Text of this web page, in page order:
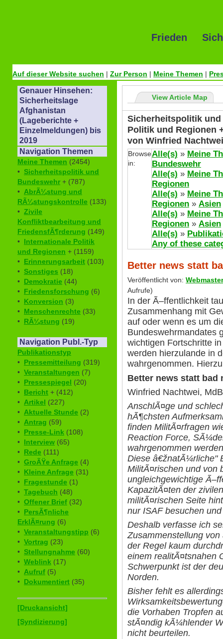
Frieden
Auf dieser Website suchen | Zur Person | Meine Themen |
Genauer Hinsehen:
Sicherheitslage
Afghanistan
(Lageberichte +
Einzelmeldungen) bis
2019
Navigation Themen
Meine Themen (2454)
• Sicherheitspolitik und
Bundeswehr + (787)
• AbrÃ¼stung und
RÃ¼stungskontrolle (133)
• Zivile
Konfliktbearbeitung und
FriedensfÃ¶rderung (149)
• Internationale Politik
und Regionen + (1159)
• Erinnerungsarbeit (103)
• Sonstiges (18)
• Demokratie (44)
• Friedensforschung (6)
• Konversion (3)
• Menschenrechte (33)
• RÃ¼stung (19)
Navigation Publ.-Typ
Publikationstyp
• Pressemitteilung (319)
• Veranstaltungen (7)
• Pressespiegel (20)
• Bericht + (412)
• Artikel (227)
• Aktuelle Stunde (2)
• Antrag (59)
• Presse-Link (108)
• Interview (65)
• Rede (111)
• GroÃŸe Anfrage (4)
• Kleine Anfrage (31)
• Fragestunde (1)
• Tagebuch (48)
• Offener Brief (32)
• PersÃ¶nliche
ErklÃ¤rung (6)
• Veranstaltungstipp (6)
• Vortrag (23)
• Stellungnahme (60)
• Weblink (17)
• Aufruf (5)
• Dokumentiert (35)
[Druckansicht]
[Syndizierung]
View Article Map
Sicherheitspolitik
Politik und Regionen
von Winfried Nachtwei
Browse
in:
Alle(s) » Meine
Bundeswehr
Alle(s) » Meine
Regionen
Alle(s) » Meine
Regionen » Asien
Alle(s) » Meine
Regionen » Asien
Alle(s) »
Any of these
Better news statt
Veröffentlicht von: Webmaster
Aufrufe)
In der Ã–ffentlichkeit
Zusammenhang mit
auf oder wenn es um
Bundeswehrmandates
wichtigen Fortschritte
werden hierzulande in
wahrgenommen.
Better news statt bad
Winfried Nachtwei,
AnschlÃ¤ge und
hÃ¶chsten
finden MilitÃ¤rfragen
Reaction Force,
wahrgenommen
Diese â€žnatÃ¼rliche"
MilitÃ¤rischen und von
ungleichgewichtige
KapazitÃ¤ten der
militÃ¤rischen Seite
nur ISAF besuchen
Deshalb verfasse ich
Zusammenstellung
der Regel kaum
einem realitÃ¤tsnahen
Schwerpunkt ist der
Norden.
Bisher fehlt es
die Vorhaben Tropfen
stÃ¤ndig kÃ¼hlender
nicht beurteilen.